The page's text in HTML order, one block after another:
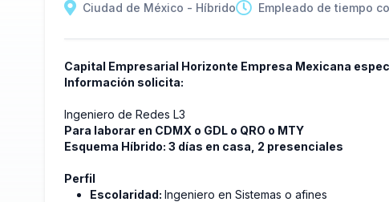
Ciudad de México - Híbrido Empleado de tiempo
Capital Empresarial Horizonte Empresa Mexicana
Información solicita:
Ingeniero de Redes L3
Para laborar en CDMX o GDL o QRO o MTY
Esquema Híbrido: 3 días en casa, 2 presenciales
Perfil
Escolaridad: Ingeniero en Sistemas o afines